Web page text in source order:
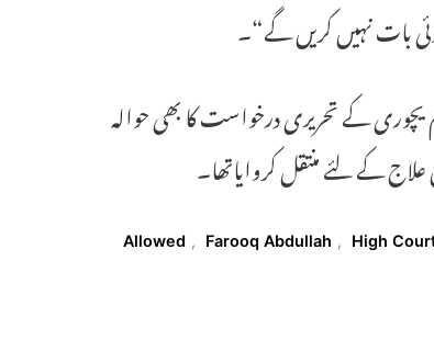
بات نہیں کریں گے“۔
کے تحریری درخواست کا بھی حوالہ
کے لئے منتقل کروایاتھا۔
Allowed , Farooq Abdullah , High